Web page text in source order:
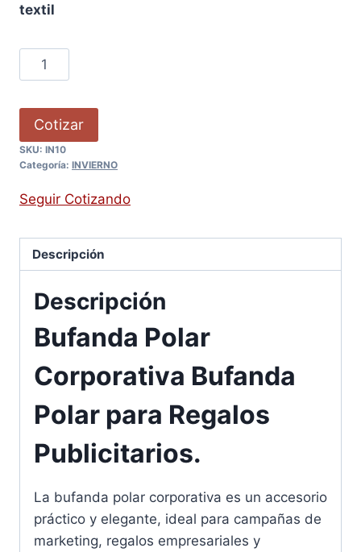
textil
Cotizar
SKU: IN10
Categoría: INVIERNO
Seguir Cotizando
Descripción
Descripción
Bufanda Polar
Corporativa Bufanda
Polar para Regalos
Publicitarios.
La bufanda polar corporativa es un accesorio
práctico y elegante, ideal para campañas de
marketing, regalos empresariales y